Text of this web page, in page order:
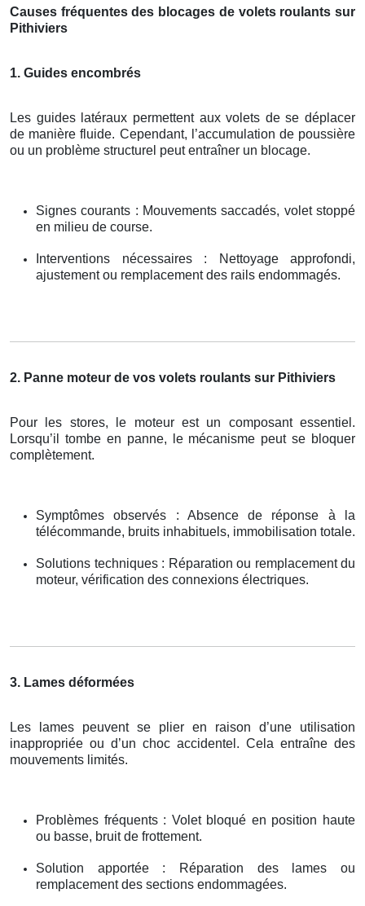
Causes fréquentes des blocages de volets roulants sur
Pithiviers
1. Guides encombrés
Les guides latéraux permettent aux volets de se déplacer
de manière fluide. Cependant, l’accumulation de poussière
ou un problème structurel peut entraîner un blocage.
Signes courants : Mouvements saccadés, volet stoppé
en milieu de course.
Interventions nécessaires : Nettoyage approfondi,
ajustement ou remplacement des rails endommagés.
2. Panne moteur de vos volets roulants sur Pithiviers
Pour les stores, le moteur est un composant essentiel.
Lorsqu’il tombe en panne, le mécanisme peut se bloquer
complètement.
Symptômes observés : Absence de réponse à la
télécommande, bruits inhabituels, immobilisation totale.
Solutions techniques : Réparation ou remplacement du
moteur, vérification des connexions électriques.
3. Lames déformées
Les lames peuvent se plier en raison d’une utilisation
inappropriée ou d’un choc accidentel. Cela entraîne des
mouvements limités.
Problèmes fréquents : Volet bloqué en position haute
ou basse, bruit de frottement.
Solution apportée : Réparation des lames ou
remplacement des sections endommagées.